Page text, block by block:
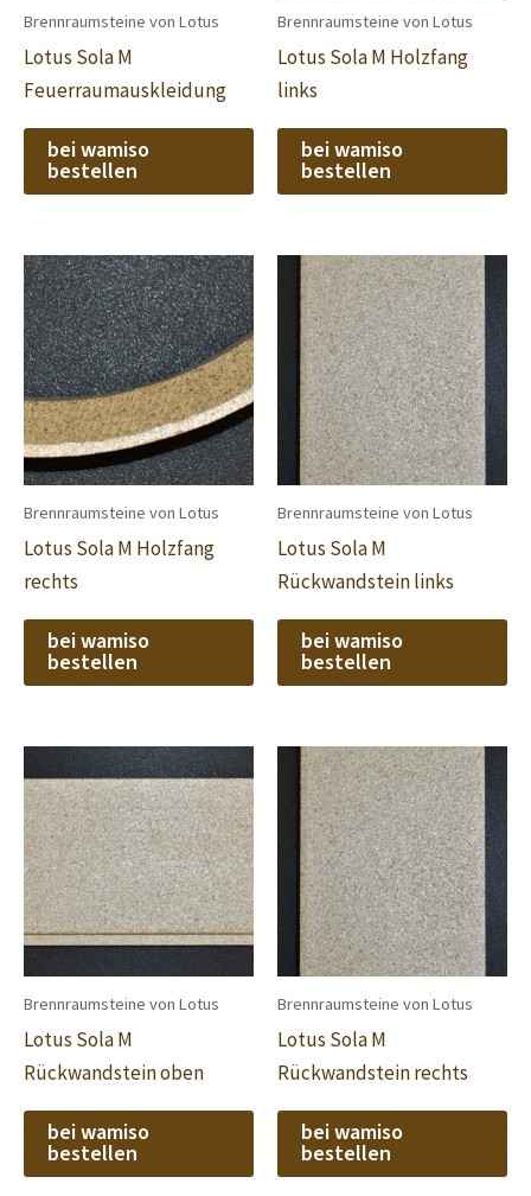
Brennraumsteine von Lotus
Lotus Sola M
Feuerraumauskleidung
bei wamiso
bestellen
Brennraumsteine von Lotus
Lotus Sola M Holzfang
links
bei wamiso
bestellen
Brennraumsteine von Lotus
Lotus Sola M Holzfang
rechts
bei wamiso
bestellen
Brennraumsteine von Lotus
Lotus Sola M
Rückwandstein links
bei wamiso
bestellen
Brennraumsteine von Lotus
Lotus Sola M
Rückwandstein oben
bei wamiso
bestellen
Brennraumsteine von Lotus
Lotus Sola M
Rückwandstein rechts
bei wamiso
bestellen